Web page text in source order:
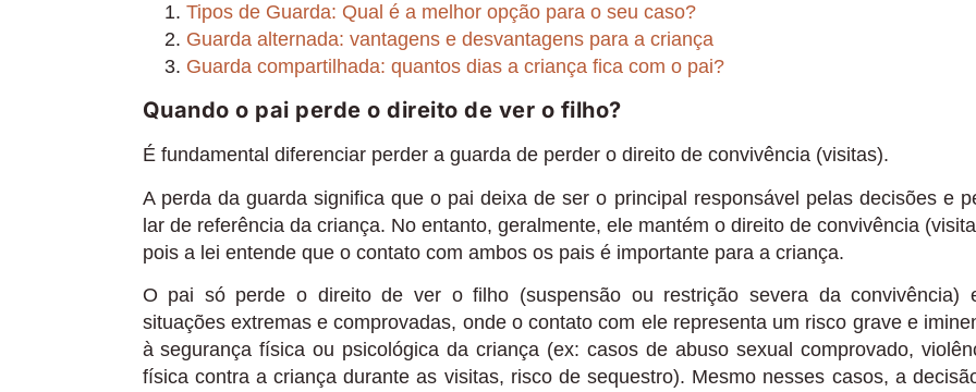
Tipos de Guarda: Qual é a melhor opção para o seu caso?
Guarda alternada: vantagens e desvantagens para a criança
Guarda compartilhada: quantos dias a criança fica com o pai?
Quando o pai perde o direito de ver o filho?
É fundamental diferenciar perder a guarda de perder o direito de convivência (visitas).
A perda da guarda significa que o pai deixa de ser o principal responsável pelas decisões e
lar de referência da criança. No entanto, geralmente, ele mantém o direito de convivência
pois a lei entende que o contato com ambos os pais é importante para a criança.
O pai só perde o direito de ver o filho (suspensão ou restrição severa da convivência)
situações extremas e comprovadas, onde o contato com ele representa um risco grave e
à segurança física ou psicológica da criança (ex: casos de abuso sexual comprovado,
física contra a criança durante as visitas, risco de sequestro). Mesmo nesses casos, a